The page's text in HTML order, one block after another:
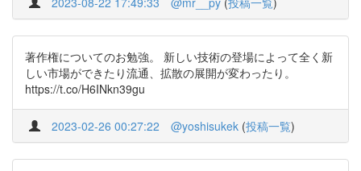
著作権についてのお勉強。 新しい技術の登場によって全く新
しい市場ができたり流通、拡散の展開が変わったり。
https://t.co/H6INkn39gu
2023-02-26 00:27:22 @yoshisukek (投稿一覧)